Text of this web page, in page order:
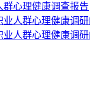
群心理健康调查报告
业人群心理健康调
业人群心理健康调